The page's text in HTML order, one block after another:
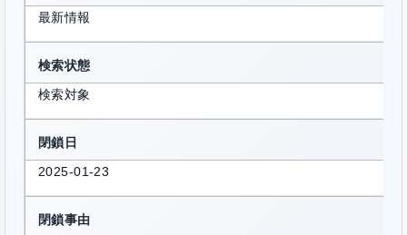
最新情報
検索状態
検索対象
閉鎖日
2025-01-23
閉鎖事由